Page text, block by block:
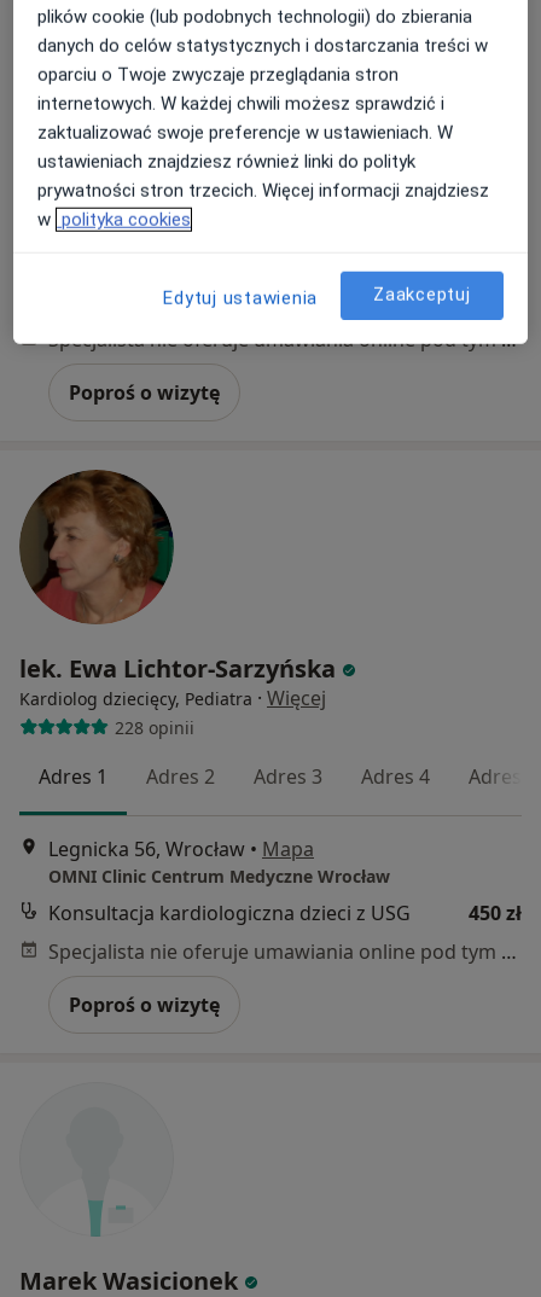
dr n. med. Joanna Kukawczyńska-
Noczyńska
Kardiolog dziecięcy·Więcej
320 opinii
Adres 1 Adres 2
Kamieńskiego 225/u 1, Wrocław
Konsultacja kardiologa dziecięcego
Specjalista nie oferuje umawiania online pod tym adresem.
Poproś o wizytę
lek. Ewa Lichtor-Sarzyńska
Kardiolog dziecięcy, Pediatra · Więcej
228 opinii
Adres 1 Adres 2 Adres 3 Adres 4 Adres 5
Legnicka 56, Wrocław • Mapa
OMNI Clinic Centrum Medyczne Wrocław
Konsultacja kardiologiczna dzieci z USG
450 zł
Specjalista nie oferuje umawiania online pod tym adresem.
Poproś o wizytę
Marek Wasicionek
plików cookie (lub podobnych technologii) do zbierania
danych do celów statystycznych i dostarczania treści w
oparciu o Twoje zwyczaje przeglądania stron
internetowych. W każdej chwili możesz sprawdzić i
zaktualizować swoje preferencje w ustawieniach. W
ustawieniach znajdziesz również linki do polityk
prywatności stron trzecich. Więcej informacji znajdziesz
w polityka cookies
Edytuj ustawienia Zaakceptuj